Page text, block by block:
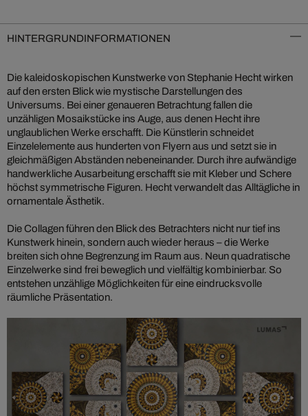
HINTERGRUNDINFORMATIONEN
Die kaleidoskopischen Kunstwerke von Stephanie Hecht wirken
auf den ersten Blick wie mystische Darstellungen des
Universums. Bei einer genaueren Betrachtung fallen die
unzähligen Mosaikstücke ins Auge, aus denen Hecht ihre
unglaublichen Werke erschafft. Die Künstlerin schneidet
Einzelelemente aus hunderten von Flyern aus und setzt sie in
gleichmäßigen Abständen nebeneinander. Durch ihre aufwändige
handwerkliche Ausarbeitung erschafft sie mit Kleber und Schere
höchst symmetrische Figuren. Hecht verwandelt das Alltägliche in
ornamentale Ästhetik.
Die Collagen führen den Blick des Betrachters nicht nur tief ins
Kunstwerk hinein, sondern auch wieder heraus – die Werke
breiten sich ohne Begrenzung im Raum aus. Neun quadratische
Einzelwerke sind frei beweglich und vielfältig kombinierbar. So
entstehen unzählige Möglichkeiten für eine eindrucksvolle
räumliche Präsentation.